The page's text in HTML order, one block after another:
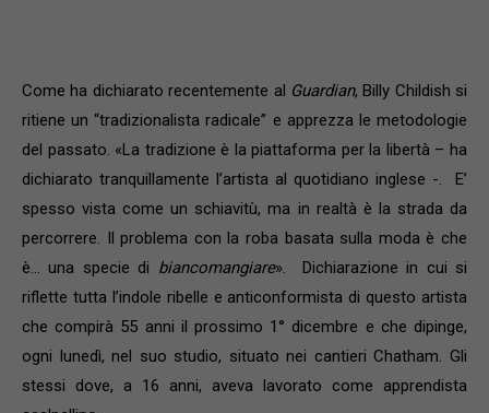
Come ha dichiarato recentemente al Guardian, Billy Childish si
ritiene un “tradizionalista radicale” e apprezza le metodologie
del passato. «La tradizione è la piattaforma per la libertà – ha
dichiarato tranquillamente l’artista al quotidiano inglese -. E’
spesso vista come un schiavitù, ma in realtà è la strada da
percorrere. Il problema con la roba basata sulla moda è che
è… una specie di biancomangiare». Dichiarazione in cui si
riflette tutta l’indole ribelle e anticonformista di questo artista
che compirà 55 anni il prossimo 1° dicembre e che dipinge,
ogni lunedì, nel suo studio, situato nei cantieri Chatham. Gli
stessi dove, a 16 anni, aveva lavorato come apprendista